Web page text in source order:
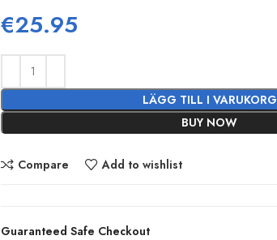
€25.95
LÄGG TILL I VARUKORG
BUY NOW
Compare Add to wishlist
Guaranteed Safe Checkout